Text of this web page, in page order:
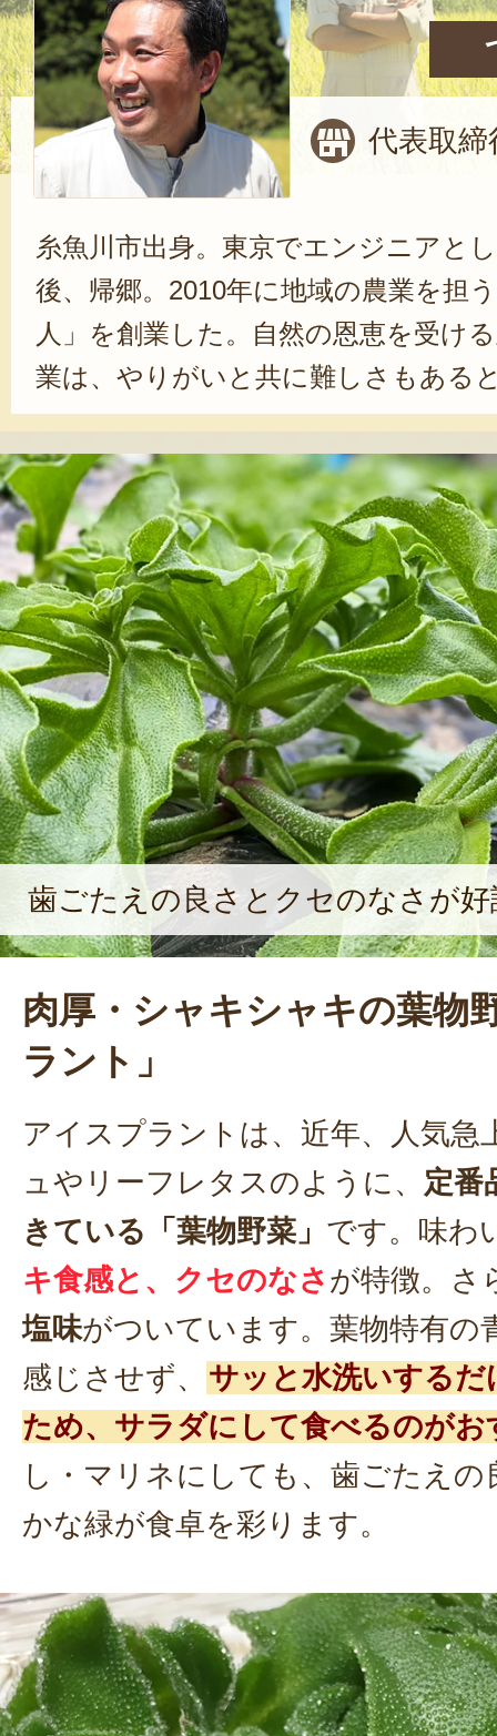
代表取締
糸魚川市出身。東京でエンジニアと
後、帰郷。2010年に地域の農業を担
人」を創業した。自然の恩恵を受け
業は、やりがいと共に難しさもある
に力になるのが、顧客からの声だ。
よ！」という声に、「次の期待にも
いが湧き上がるという。米の生産販
のは、おかきなどの加工品や野菜の
発である。地域振興のため、業種問
中で様々な商品を開発している。自
の熱い想いを込める。
歯ごたえの良さとクセのなさが好
肉厚・シャキシャキの葉物
ラント」
アイスプラントは、近年、人気急
ュやリーフレタスのように、 定番
きている「葉物野菜」 です。味わ
キ食感と、クセのなさ が特徴。さ
塩味がついています。葉物特有の
感じさせず、 サッと水洗いする
ため、サラダにして食べるのがお
し・マリネにしても、歯ごたえの
かな緑が食卓を彩ります。